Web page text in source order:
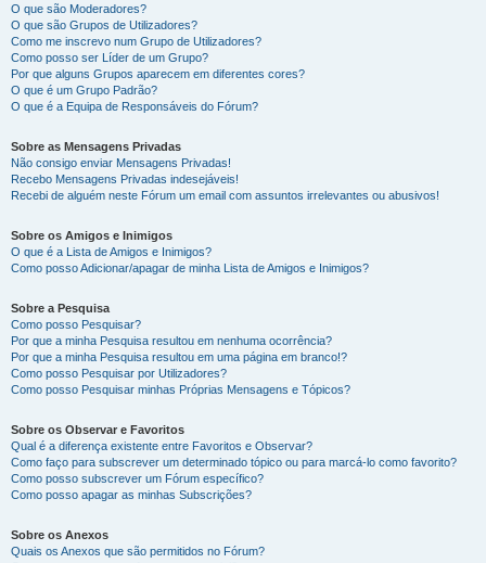
O que são Moderadores?
O que são Grupos de Utilizadores?
Como me inscrevo num Grupo de Utilizadores?
Como posso ser Líder de um Grupo?
Por que alguns Grupos aparecem em diferentes cores?
O que é um Grupo Padrão?
O que é a Equipa de Responsáveis do Fórum?
Sobre as Mensagens Privadas
Não consigo enviar Mensagens Privadas!
Recebo Mensagens Privadas indesejáveis!
Recebi de alguém neste Fórum um email com assuntos irrelevantes ou abusivos!
Sobre os Amigos e Inimigos
O que é a Lista de Amigos e Inimigos?
Como posso Adicionar/apagar de minha Lista de Amigos e Inimigos?
Sobre a Pesquisa
Como posso Pesquisar?
Por que a minha Pesquisa resultou em nenhuma ocorrência?
Por que a minha Pesquisa resultou em uma página em branco!?
Como posso Pesquisar por Utilizadores?
Como posso Pesquisar minhas Próprias Mensagens e Tópicos?
Sobre os Observar e Favoritos
Qual é a diferença existente entre Favoritos e Observar?
Como faço para subscrever um determinado tópico ou para marcá-lo como favorito?
Como posso subscrever um Fórum específico?
Como posso apagar as minhas Subscrições?
Sobre os Anexos
Quais os Anexos que são permitidos no Fórum?